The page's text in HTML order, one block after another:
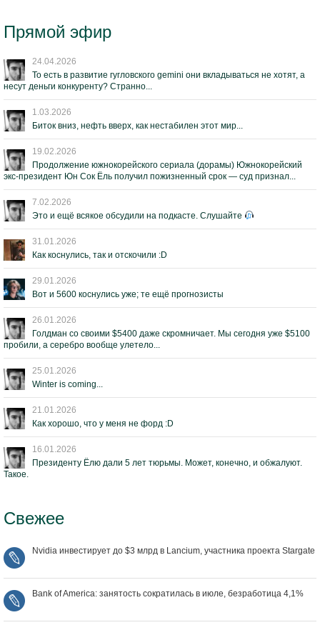
Прямой эфир
24.04.2026
То есть в развитие гугловского gemini они вкладываться не хотят, а
несут деньги конкуренту? Странно...
1.03.2026
Биток вниз, нефть вверх, как нестабилен этот мир...
19.02.2026
Продолжение южнокорейского сериала (дорамы) Южнокорейский
экс-президент Юн Сок Ёль получил пожизненный срок — суд признал...
7.02.2026
Это и ещё всякое обсудили на подкасте. Слушайте
31.01.2026
Как коснулись, так и отскочили :D
29.01.2026
Вот и 5600 коснулись уже; те ещё прогнозисты
26.01.2026
Голдман со своими $5400 даже скромничает. Мы сегодня уже $5100
пробили, а серебро вообще улетело...
25.01.2026
Winter is coming...
21.01.2026
Как хорошо, что у меня не форд :D
16.01.2026
Президенту Ёлю дали 5 лет тюрьмы. Может, конечно, и обжалуют.
Такое.
Свежее
Nvidia инвестирует до $3 млрд в Lancium, участника проекта Stargate
Bank of America: занятость сократилась в июле, безработица 4,1%